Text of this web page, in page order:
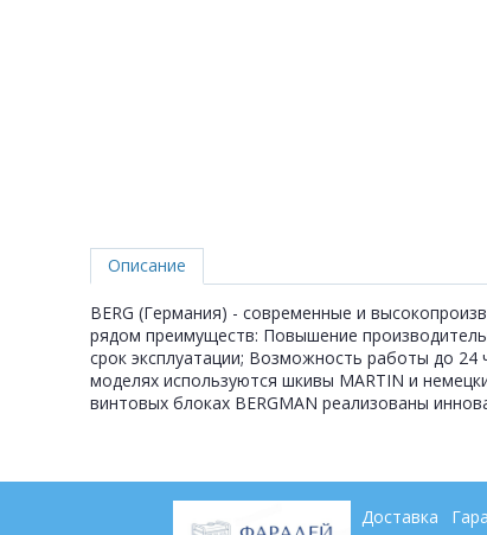
Описание
BERG (Германия) - современные и
рядом преимуществ: Повышение
срок эксплуатации; Возможность работы до
моделях используются шкивы MARTIN и
винтовых блоках BERGMAN реализованы
Доставка